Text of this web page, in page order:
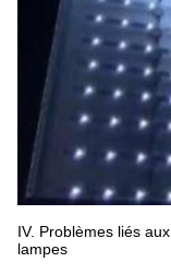
IV. Problèmes liés
lampes